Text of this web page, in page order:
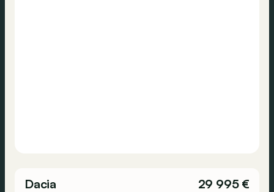
Dacia
29 995 €